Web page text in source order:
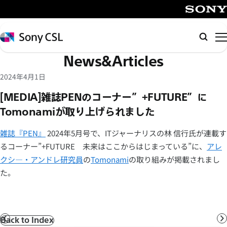
イ
ン
コ
テ
ツ
へ
キ
ッ
プ
Sony
CSL
検
索
News&Articles
2024年4月1日
[MEDIA]雑誌PENのコーナー”+FUTURE”に
Tomonamiが取り上げられました
雑誌『PEN』 2024年5月号で、ITジャーナリスの林 信行氏が連載す
るコーナー”+FUTURE 未来はここからはじまっている”に、 アレ
クシ―・アンドレ研究員のTomonamiの取り組みが掲載されまし
た。
前
Back to Index